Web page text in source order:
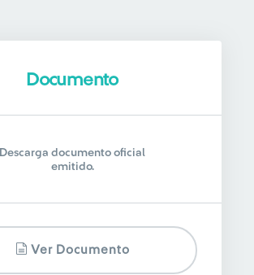
Documento
Descarga documento oficial
emitido.
Ver Documento